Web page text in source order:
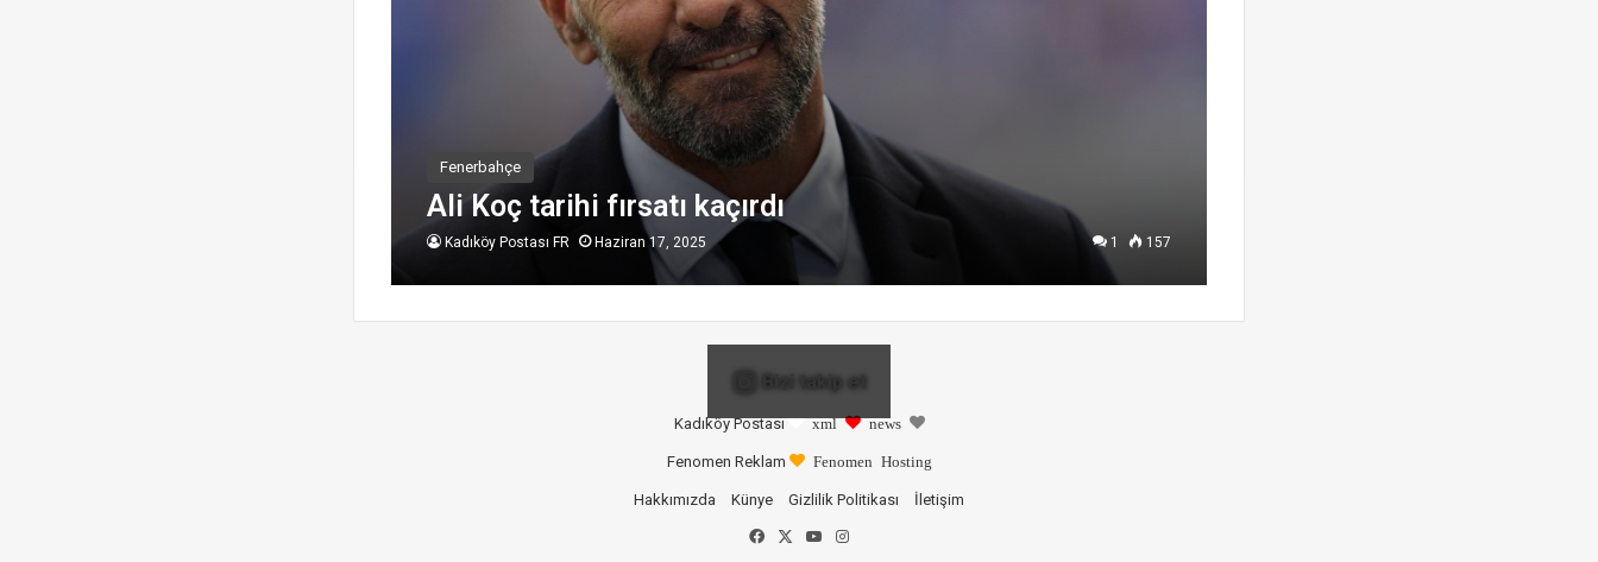
Fenerbahçe
Ali Koç tarihi fırsatı kaçırdı
Kadıköy Postası FR Haziran 17, 2025 1 157
Bizi takip et
Kadıköy Postası xml news
Fenomen Reklam Fenomen Hosting
Hakkımızda Künye Gizlilik Politikası İletişim
FacebookYouTubeInstagram